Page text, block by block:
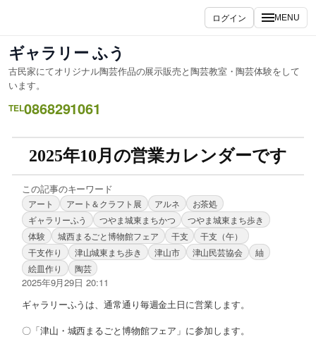
ログイン MENU
ギャラリー ふう
古民家にてオリジナル陶芸作品の展示販売と陶芸教室・陶芸体験をして
います。
TEL0868291061
2025年10月の営業カレンダーです
この記事のキーワード
アート アート＆クラフト展 アルネ
お茶処
ギャラリーふう
つやま城東まちかつ
つやま城東まち歩き
体験
城西まるごと博物館フェア 干支
干支（午）
干支作り
津山城東まち歩き 津山市 津山民芸協会
紬
絵皿作り
陶芸
2025年9月29日 20:11
ギャラリーふうは、通常通り毎週金土日に営業します。
〇「津山・城西まるごと博物館フェア」に参加します。